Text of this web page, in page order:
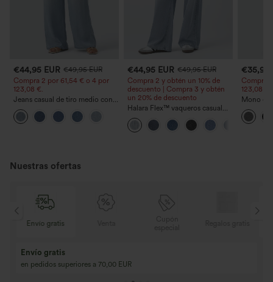
€44,95 EUR €49,95 EUR
Compra 2 por 61,54 € o 4 por
123,08 €.
Jeans casual de tiro medio con
cordón y bolsillos
€44,95 EUR €49,95 EUR
Compra 2 y obtén un 10% de
descuento | Compra 3 y obtén
un 20% de descuento
Halara Flex™ vaqueros casual
lavados asimétricos de tiro bajo
con bolsillos con cremallera,
corte baggy y pierna ancha
€35,95
Compra
123,08 €.
Mono
ancha,
- Easy
Nuestras ofertas
gratis
Compra 3 y llévate 1 gratis
Compra 4 por 3, compra 8 por 6